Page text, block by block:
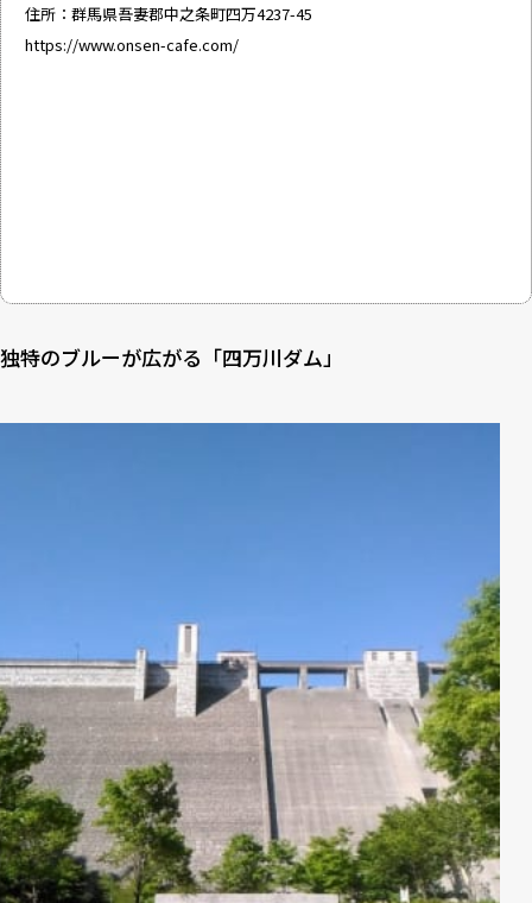
住所：群馬県吾妻郡中之条町四万4237-45
https://www.onsen-cafe.com/
独特のブルーが広がる「四万川ダム」